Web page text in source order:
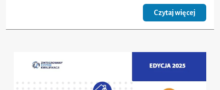
Czytaj więcej